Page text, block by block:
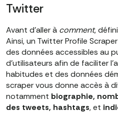
Twitter
Avant d'aller à comment,
Ainsi, un Twitter Profile
des données accessibles au
d'utilisateurs afin de faciliter
habitudes et des données
scraper vous donne accès à
notamment biographie,
des tweets, hashtags, et